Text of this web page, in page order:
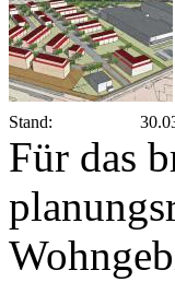
Stand:
Für das